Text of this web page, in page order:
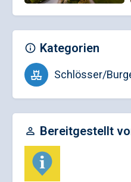
Kategorien
Schlösser/
Bereitgestellt